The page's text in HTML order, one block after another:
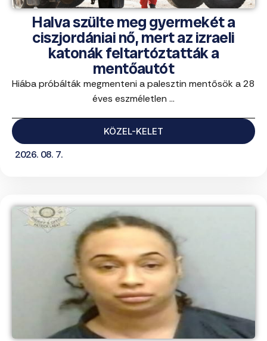
Halva szülte meg gyermekét a
ciszjordániai nő, mert az izraeli
katonák feltartóztatták a
mentőautót
Hiába próbálták megmenteni a palesztin mentősök a 28
éves eszméletlen ...
KÖZEL-KELET
2026. 08. 7.